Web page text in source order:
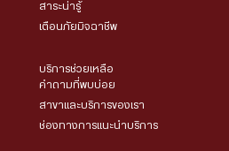
สาระน่ารู้
เตือนภัยมิจฉาชีพ
บริการช่วยเหลือ
คำถามที่พบบ่อย
สาขาและบริการของเรา
ช่องทางการแนะนำบริการ